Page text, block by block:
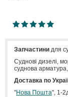
1
2
3
4
5
Запчастинидля
Cуднові дизелі,
суднова
Доставка по
"Нова Пошта", 1-